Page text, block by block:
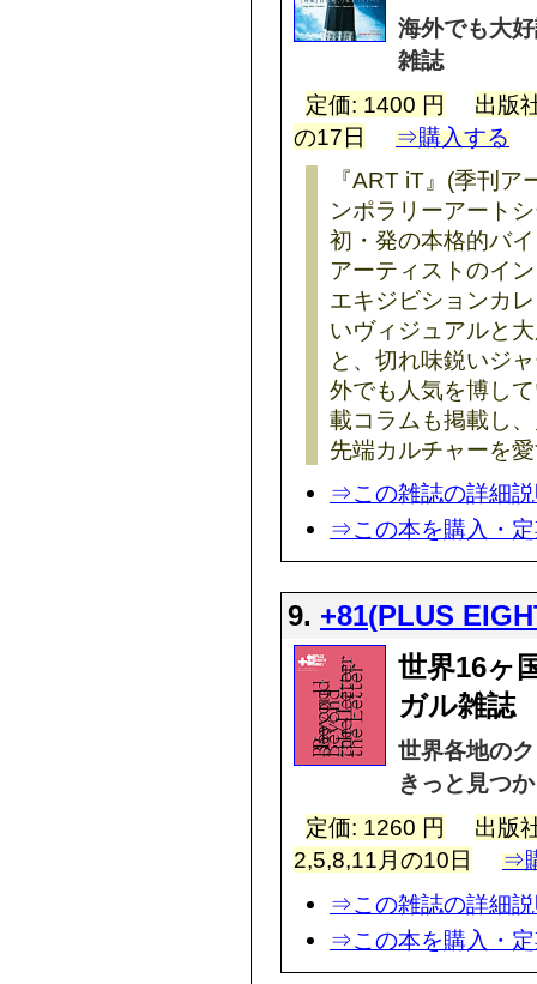
海外でも大
雑誌
定価: 1400 円
出版
の17日
⇒購入する
『ART iT』(季刊
ンポラリーアート
初・発の本格的バ
アーティストのイ
エキジビションカ
いヴィジュアルと
と、切れ味鋭いジ
外でも人気を博し
載コラムも掲載し
先端カルチャーを
⇒この雑誌の詳細
⇒この本を購入・
9. +81(PLUS
世界16ヶ
ガル雑誌
世界各地の
きっと見つ
定価: 1260 円
出版
2,5,8,11月の10日
⇒
⇒この雑誌の詳細
⇒この本を購入・